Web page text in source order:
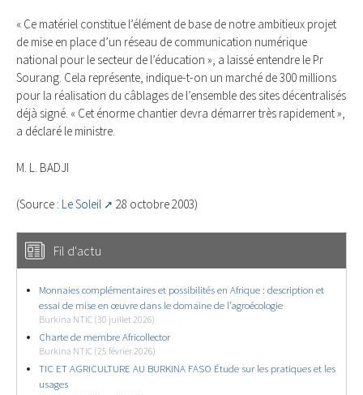
« Ce matériel constitue l’élément de base de notre ambitieux projet
de mise en place d’un réseau de communication numérique
national pour le secteur de l’éducation », a laissé entendre le Pr
Sourang. Cela représente, indique-t-on un marché de 300 millions
pour la réalisation du câblages de l’ensemble des sites décentralisés
déjà signé. « Cet énorme chantier devra démarrer très rapidement »,
a déclaré le ministre.
M. L. BADJI
(Source : Le Soleil 28 octobre 2003)
Fil d'actu
Monnaies complémentaires et possibilités en Afrique : description et
essai de mise en œuvre dans le domaine de l’agroécologie
Burkina NTIC (30 juillet 2026)
Charte de membre Africollector
Burkina NTIC (25 février 2026)
TIC ET AGRICULTURE AU BURKINA FASO Étude sur les pratiques et les
usages